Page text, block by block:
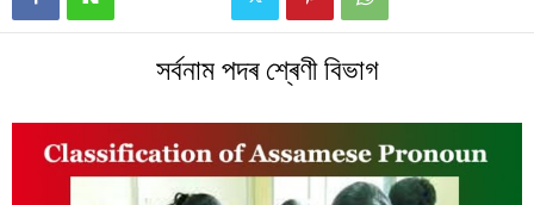
সৰ্বনাম পদৰ শ্ৰেণী বিভাগ